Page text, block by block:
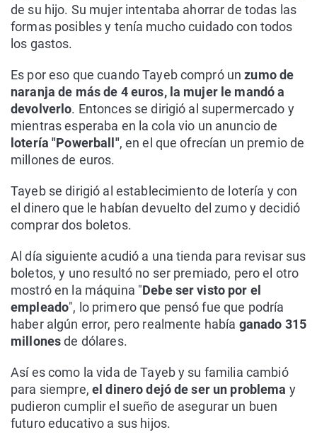
de su hijo. Su mujer intentaba ahorrar de todas las
formas posibles y tenía mucho cuidado con todos
los gastos.
Es por eso que cuando Tayeb compró un zumo de
naranja de más de 4 euros, la mujer le mandó a
devolverlo. Entonces se dirigió al supermercado y
mientras esperaba en la cola vio un anuncio de
lotería "Powerball", en el que ofrecían un premio de
millones de euros.
Tayeb se dirigió al establecimiento de lotería y con
el dinero que le habían devuelto del zumo y decidió
comprar dos boletos.
Al día siguiente acudió a una tienda para revisar sus
boletos, y uno resultó no ser premiado, pero el otro
mostró en la máquina "Debe ser visto por el
empleado", lo primero que pensó fue que podría
haber algún error, pero realmente había ganado 315
millonesde dólares.
Así es como la vida de Tayeb y su familia cambió
para siempre, el dinero dejó de ser un problema y
pudieron cumplir el sueño de asegurar un buen
futuro educativo a sus hijos.